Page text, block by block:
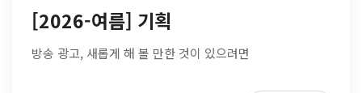
[2026-여름] 기획
방송 광고, 새롭게 해 볼 만한 것이 있으려면